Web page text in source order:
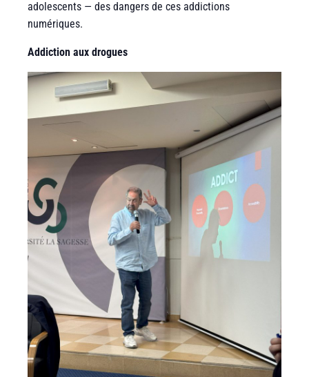
adolescents — des dangers de ces addictions
numériques.
Addiction aux drogues